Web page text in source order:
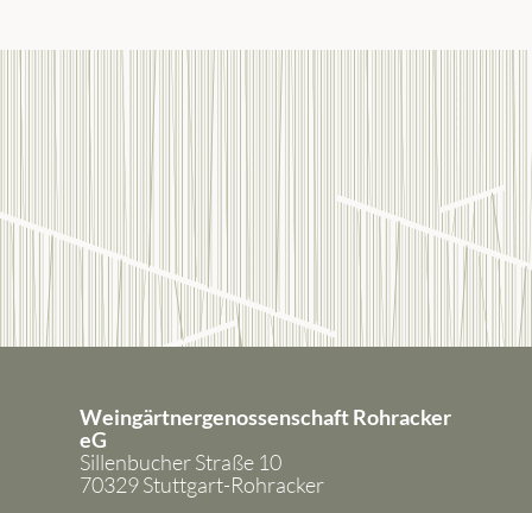
Weingärtnergenossenschaft Rohracker
eG
Sillenbucher Straße 10
70329 Stuttgart-Rohracker